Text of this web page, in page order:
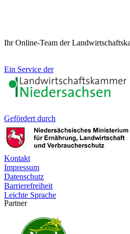
Ihr Online-Team der
Ein Service der
Gefördert durch
Kontakt
Impressum
Datenschutz
Barrierefreiheit
Leichte Sprache
Partner